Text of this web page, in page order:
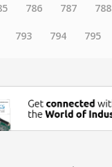
786 787 788
793 794 795